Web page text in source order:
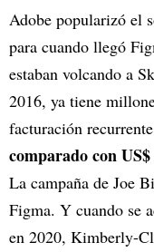
Adobe popularizó el
para cuando llegó
estaban volcando a
2016, ya tiene
facturación
comparado con
La campaña de Joe
Figma. Y cuando se
en 2020, Kimberly-